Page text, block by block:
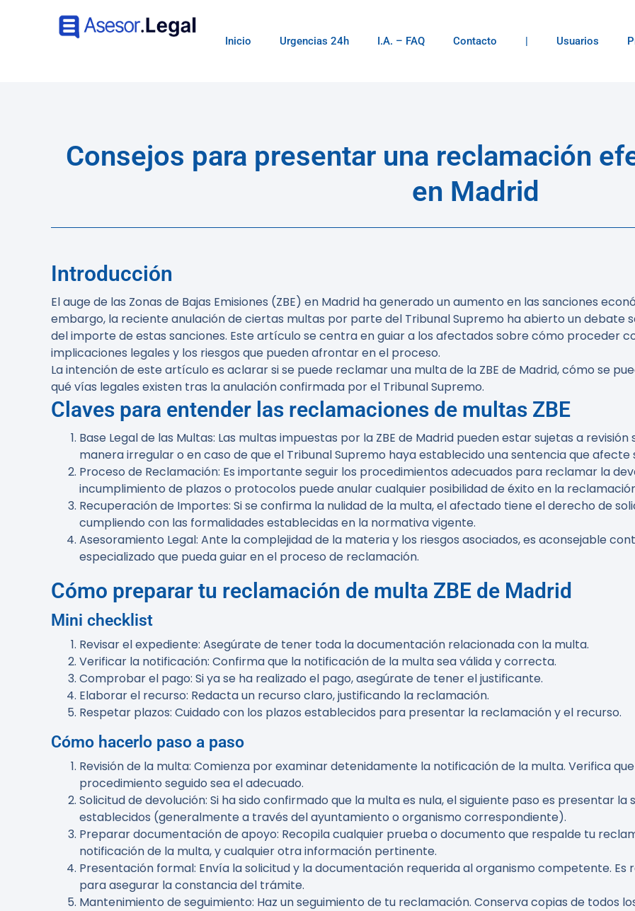
Inicio Urgencias 24h I.A. – FAQ Contacto | Usuarios
Consejos para presentar una reclamación
en Madrid
Introducción
El auge de las Zonas de Bajas Emisiones (ZBE) en Madrid ha generado un aumento en las sanciones
embargo, la reciente anulación de ciertas multas por parte del Tribunal Supremo ha abierto un debate
del importe de estas sanciones. Este artículo se centra en guiar a los afectados sobre cómo proceder
implicaciones legales y los riesgos que pueden afrontar en el proceso.
La intención de este artículo es aclarar si se puede reclamar una multa de la ZBE de Madrid, cómo se
qué vías legales existen tras la anulación confirmada por el Tribunal Supremo.
Claves para entender las reclamaciones de multas ZBE
Base Legal de las Multas: Las multas impuestas por la ZBE de Madrid pueden estar sujetas a
manera irregular o en caso de que el Tribunal Supremo haya establecido una sentencia que afecte
Proceso de Reclamación: Es importante seguir los procedimientos adecuados para reclamar la
incumplimiento de plazos o protocolos puede anular cualquier posibilidad de éxito en la
Recuperación de Importes: Si se confirma la nulidad de la multa, el afectado tiene el derecho de
cumpliendo con las formalidades establecidas en la normativa vigente.
Asesoramiento Legal: Ante la complejidad de la materia y los riesgos asociados, es aconsejable
especializado que pueda guiar en el proceso de reclamación.
Cómo preparar tu reclamación de multa ZBE de Madrid
Mini checklist
Revisar el expediente: Asegúrate de tener toda la documentación relacionada con la multa.
Verificar la notificación: Confirma que la notificación de la multa sea válida y correcta.
Comprobar el pago: Si ya se ha realizado el pago, asegúrate de tener el justificante.
Elaborar el recurso: Redacta un recurso claro, justificando la reclamación.
Respetar plazos: Cuidado con los plazos establecidos para presentar la reclamación y el recurso.
Cómo hacerlo paso a paso
Revisión de la multa: Comienza por examinar detenidamente la notificación de la multa. Verifica
procedimiento seguido sea el adecuado.
Solicitud de devolución: Si ha sido confirmado que la multa es nula, el siguiente paso es presentar la
establecidos (generalmente a través del ayuntamiento o organismo correspondiente).
Preparar documentación de apoyo: Recopila cualquier prueba o documento que respalde tu
notificación de la multa, y cualquier otra información pertinente.
Presentación formal: Envía la solicitud y la documentación requerida al organismo competente.
para asegurar la constancia del trámite.
Mantenimiento de seguimiento: Haz un seguimiento de tu reclamación. Conserva copias de todos